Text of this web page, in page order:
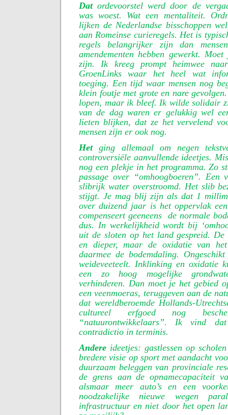
Datordevoorstel werd door de
was woest. Wat een mentaliteit.
lijken de Nederlandse bisschoppen
aan Romeinse curieregels. Het is
regels belangrijker zijn dan
amendementen hebben gewerkt.
zijn. Ik kreeg prompt heimwee
GroenLinks waar het heel wat
toeging. Een tijd waar mensen nog
klein foutje met grote en nare
lopen, maar ik bleef. Ik wilde solidair
van de dag waren er gelukkig wel
lieten blijken, dat ze het vervelend
mensen zijn er ook nog.
Hetging allemaal om negen
controversiële aanvullende ideetjes.
nog een plekje in het programma. Zo
passage over “omhoogboeren”. Een
slibrijk water overstroomd. Het slib
stijgt. Je mag blij zijn als dat 1
over duizend jaar is het oppervlak
compenseert geeneens de normale
dus. In werkelijkheid wordt bij
uit de sloten op het land gespreid. De
en dieper, maar de oxidatie van
daarmee de bodemdaling.
weideveeteelt. Inklinking en oxidatie
een zo hoog mogelijke
verhinderen. Dan moet je het gebied
een veenmoeras, teruggeven aan de
dat wereldberoemde Hollands-
cultureel erfgoed nog
“natuurontwikkelaars”. Ik vind
contradictio in terminis.
Andere ideetjes: gastlessen op
bredere visie op sport met aandacht
duurzaam beleggen van provinciale
de grens aan de opnamecapaciteit
alsmaar meer auto’s en een
noodzakelijke nieuwe wegen
infrastructuur en niet door het open